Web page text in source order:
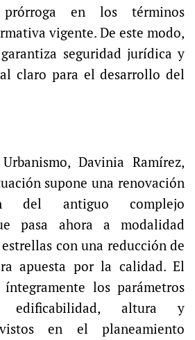
en los términos
vigente. De este modo,
seguridad jurídica y
claro para el desarrollo del
Davinia Ramírez,
supone una renovación
del antiguo complejo
pasa ahora a modalidad
con una reducción de
apuesta por la calidad. El
los parámetros
edificabilidad, altura y
en el planeamiento